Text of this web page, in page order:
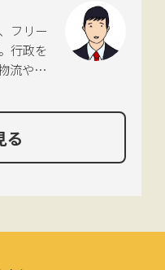
動
フリー
行政を
流や環
る